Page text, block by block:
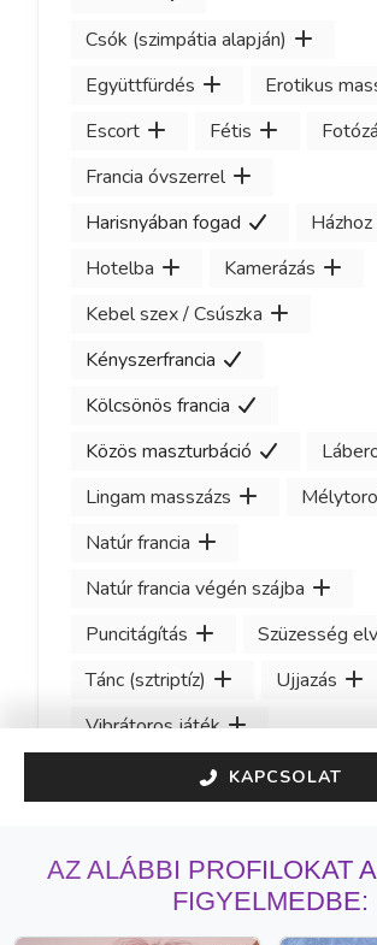
Csók (szimpátia alapján)
Együttfürdés
Erotikus
Escort
Fétis
Francia óvszerrel
Harisnyában fogad
Házhoz
Hotelba
Kamerázás
Kebel szex / Csúszka
Kényszerfrancia
Kölcsönös francia
Közös maszturbáció
Lingam masszázs
Natúr francia
Natúr francia végén szájba
Puncitágítás
Szüzesség
Tánc (sztriptíz)
Ujjazás
Vibrátoros játék
KAPCSOLAT
AZ ALÁBBI PROFILOKAT
FIGYELMEDBE: